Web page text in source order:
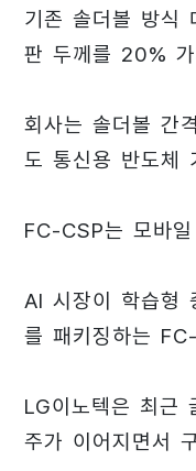
기존 솔더볼 방식
판 두께를 20%
회사는 솔더볼 간
도 통신용 반도체
FC-CSP는 모바
AI 시장이 학습형
를 패키징하는
LG이노텍은 최근
주가 이어지면서